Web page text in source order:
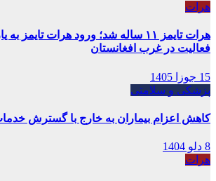
هرات
هرات تایمز ۱۱ ساله شد؛ ورود هرات
فعالیت در غرب افغانستان
15 جوزا 1405
پزشکی و سلامتی
کاهش اعزام بیماران به خارج با گسترش
8 دلو 1404
هرات